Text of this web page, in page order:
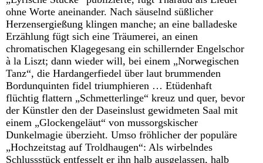
ohne Worte aneinander. Nach säuselnd süßlicher
Herzensergießung klingen manche; an eine balladeske
Erzählung fügt sich eine Träumerei, an einen
chromatischen Klagegesang ein schillernder Engelschor
à la Liszt; dann wieder will, bei einem „Norwegischen
Tanz“, die Hardangerfiedel über laut brummenden
Bordunquinten fidel triumphieren … Etüdenhaft
flüchtig flattern „Schmetterlinge“ kreuz und quer, bevor
der Künstler den der Daseinslust gewidmeten Saal mit
einem „Glockengeläut“ von mussorgskischer
Dunkelmagie überzieht. Umso fröhlicher der populäre
„Hochzeitstag auf Troldhaugen“: Als wirbelndes
Schlussstück entfesselt er ihn halb ausgelassen, halb